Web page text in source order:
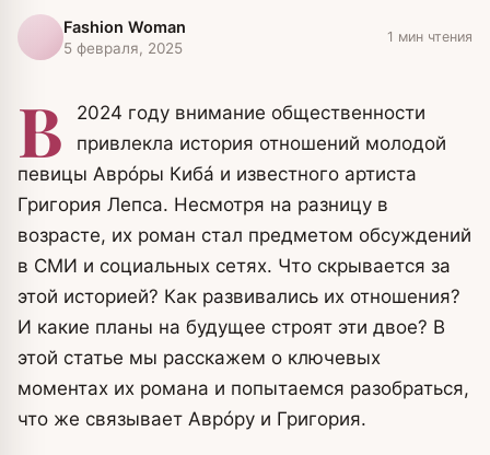
Fashion Woman
5 февраля, 2025
1 мин чтения
В
2024 году внимание общественности
привлекла история отношений молодой
певицы Аврóры Кибá и известного артиста
Григория Лепса. Несмотря на разницу в
возрасте, их роман стал предметом обсуждений
в СМИ и социальных сетях. Что скрывается за
этой историей? Как развивались их отношения?
И какие планы на будущее строят эти двое? В
этой статье мы расскажем о ключевых
моментах их романа и попытаемся разобраться,
что же связывает Аврóру и Григория.